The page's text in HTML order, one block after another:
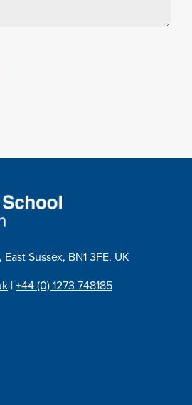
Sussex, BN1 3FE, UK
|+44 (0) 1273 748185